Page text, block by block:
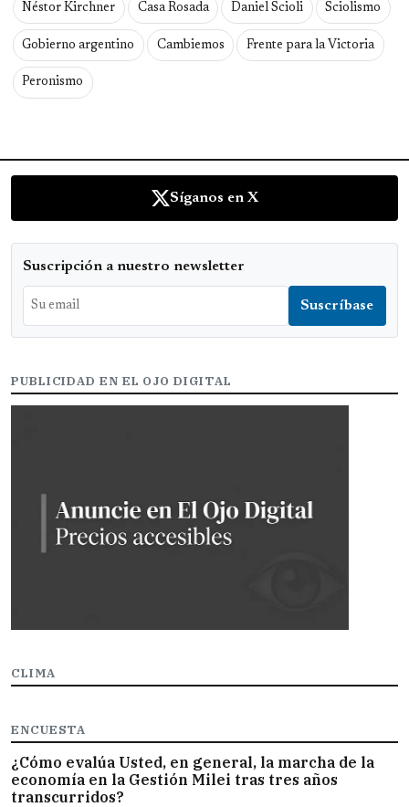
Néstor Kirchner Casa Rosada Daniel Scioli Sciolismo
Gobierno argentino Cambiemos Frente para la Victoria
Peronismo
Síganos en X
Suscripción a nuestro newsletter
PUBLICIDAD EN EL OJO DIGITAL
CLIMA
ENCUESTA
¿Cómo evalúa Usted, en general, la marcha de la
economía en la Gestión Milei tras tres años
transcurridos?